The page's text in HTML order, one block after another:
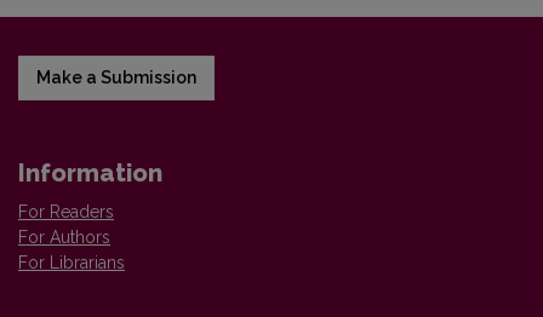
Make a Submission
Information
For Readers
For Authors
For Librarians